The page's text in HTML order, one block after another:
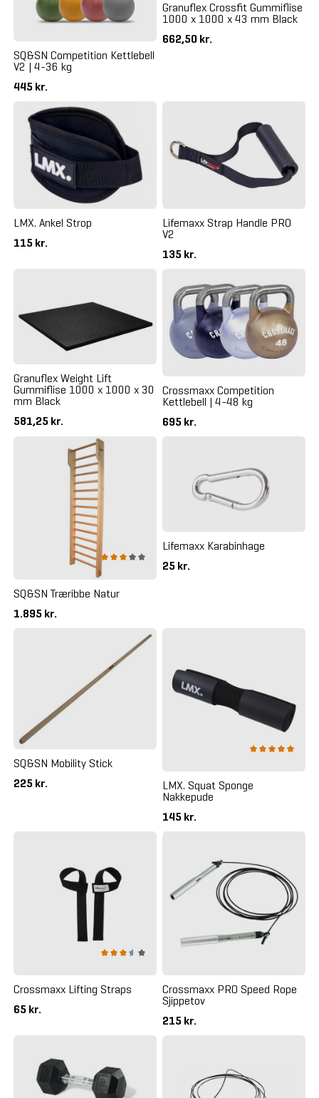
SQ&SN Competition Kettlebell
V2 | 4-36 kg
445 kr.
Granuflex Crossfit Gummiflise
1000 x 1000 x 43 mm Black
662,50 kr.
LMX. Ankel Strop
115 kr.
Lifemaxx Strap Handle PRO
V2
135 kr.
Granuflex Weight Lift
Gummiflise 1000 x 1000 x 30
mm Black
581,25 kr.
Crossmaxx Competition
Kettlebell | 4-48 kg
695 kr.
SQ&SN Træribbe Natur
1.895 kr.
Lifemaxx Karabinhage
25 kr.
SQ&SN Mobility Stick
225 kr.
LMX. Squat Sponge
Nakkepude
145 kr.
Crossmaxx Lifting Straps
65 kr.
Crossmaxx PRO Speed Rope
Sjippetov
215 kr.